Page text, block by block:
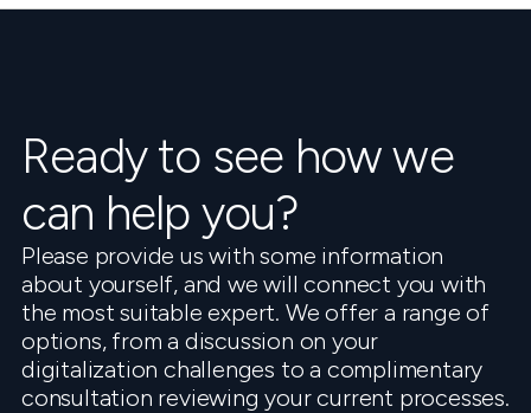
Ready to see how we
can help you?
Please provide us with some information
about yourself, and we will connect you with
the most suitable expert. We offer a range of
options, from a discussion on your
digitalization challenges to a complimentary
consultation reviewing your current processes.